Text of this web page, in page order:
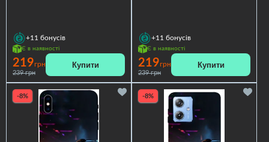
+11 бонусів
Є в наявності
219грн
239 грн
Купити
+11 бонусів
Є в наявності
219грн
239 грн
Купити
-8% -8%